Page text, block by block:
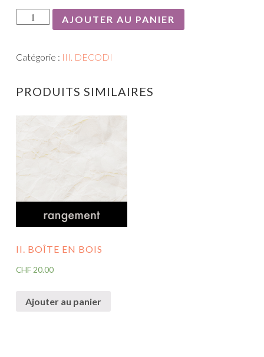
quantité
set
pièces
AJOUTER AU PANIER
Catégorie : III. DECODI
PRODUITS SIMILAIRES
II. BOÎTE EN BOIS
CHF 20.00
Ajouter au panier